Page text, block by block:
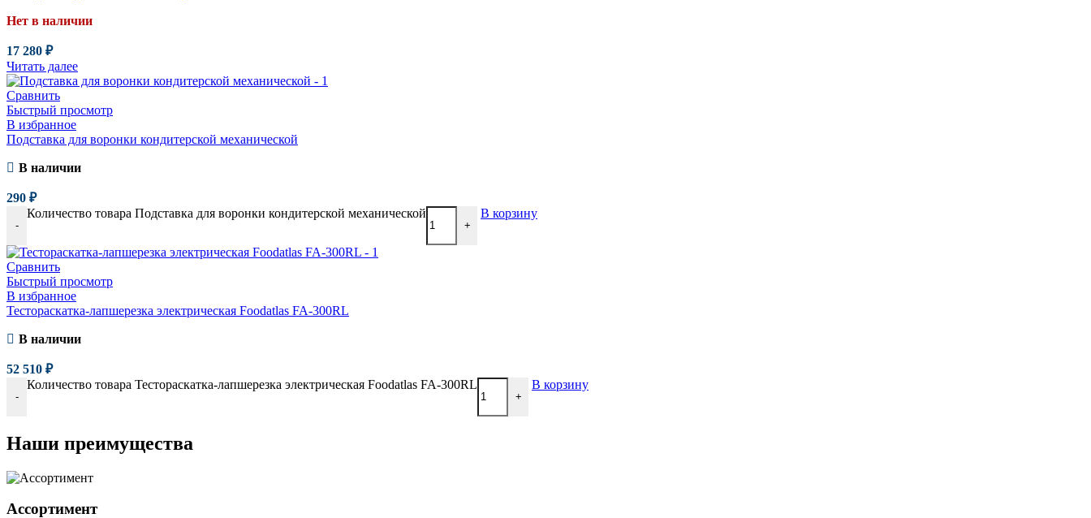
Нет в наличии
17 280 ₽
Читать далее
Сравнить
Быстрый просмотр
В избранное
Подставка для воронки кондитерской механической
В наличии
290 ₽
-
Количество товара Подставка для воронки кондитерской механической
+
В корзину
Сравнить
Быстрый просмотр
В избранное
Тестораскатка-лапшерезка электрическая Foodatlas FA-300RL
В наличии
52 510 ₽
-
Количество товара Тестораскатка-лапшерезка электрическая Foodatlas FA-300RL
+
В корзину
Наши преимущества
Ассортимент